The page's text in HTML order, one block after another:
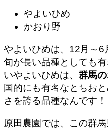
やよいひめ
かおり野
やよいひめは、12月～6
旬が長い品種としても
いやよいひめは、 群馬
国的にも有名なとちお
さを誇る品種なんです！
原田農園では、この群